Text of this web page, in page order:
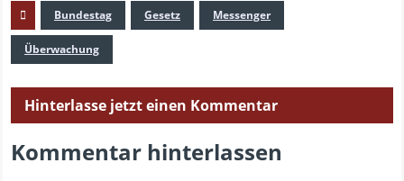
Bundestag Gesetz Messenger
Überwachung
Hinterlasse jetzt einen Kommentar
Kommentar hinterlassen